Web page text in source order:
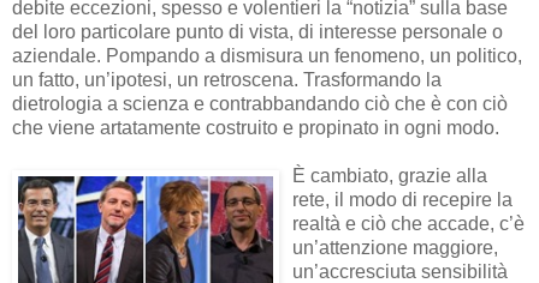
debite eccezioni, spesso e volentieri la “notizia” sulla base
del loro particolare punto di vista, di interesse personale o
aziendale. Pompando a dismisura un fenomeno, un politico,
un fatto, un’ipotesi, un retroscena. Trasformando la
dietrologia a scienza e contrabbandando ciò che è con ciò
che viene artatamente costruito e propinato in ogni modo.
È cambiato, grazie alla
rete, il modo di recepire la
realtà e ciò che accade, c’è
un’attenzione maggiore,
un’accresciuta sensibilità